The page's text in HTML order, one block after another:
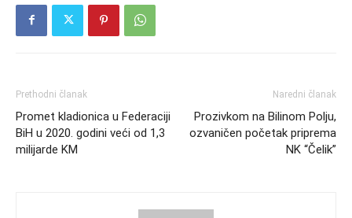
Prethodni članak
Promet kladionica u Federaciji
BiH u 2020. godini veći od 1,3
milijarde KM
Naredni članak
Prozivkom na Bilinom Polju,
ozvaničen početak priprema
NK “Čelik”